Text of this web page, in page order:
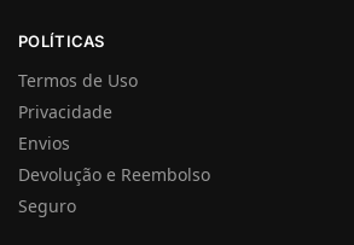
POLÍTICAS
Termos de Uso
Privacidade
Envios
Devolução e Reembolso
Seguro